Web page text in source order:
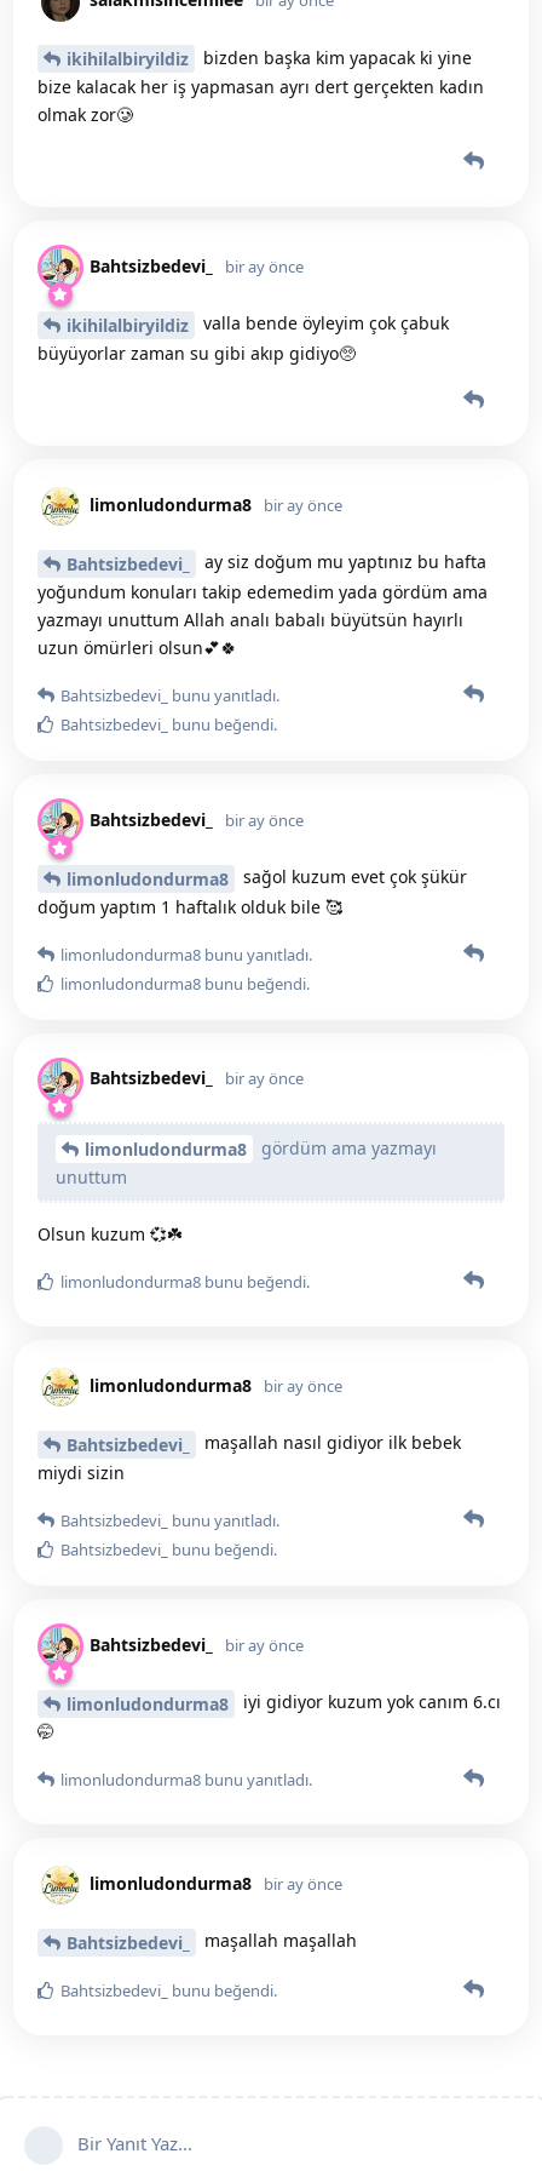
ikihilalbiryildiz
bizden başka kim yapacak ki yine
bize kalacak her iş yapmasan ayrı dert gerçekten kadın
olmak zor🥲
Bahtsizbedevi_ bir ay önce
ikihilalbiryildiz
valla bende öyleyim çok çabuk
büyüyorlar zaman su gibi akıp gidiyo🥺
limonludondurma8 bir ay önce
Bahtsizbedevi_
ay siz doğum mu yaptınız bu hafta
yoğundum konuları takip edemedim yada gördüm ama
yazmayı unuttum Allah analı babalı büyütsün hayırlı
uzun ömürleri olsun💕🍀
Bahtsizbedevi_ bunu yanıtladı.
Bahtsizbedevi_ bunu beğendi.
Bahtsizbedevi_ bir ay önce
limonludondurma8
sağol kuzum evet çok şükür
doğum yaptım 1 haftalık olduk bile 🥰
limonludondurma8 bunu yanıtladı.
limonludondurma8 bunu beğendi.
Bahtsizbedevi_ bir ay önce
limonludondurma8
gördüm ama yazmayı
unuttum
Olsun kuzum 💞☘️
limonludondurma8 bunu beğendi.
limonludondurma8 bir ay önce
Bahtsizbedevi_
maşallah nasıl gidiyor ilk bebek
miydi sizin
Bahtsizbedevi_ bunu yanıtladı.
Bahtsizbedevi_ bunu beğendi.
Bahtsizbedevi_ bir ay önce
limonludondurma8
iyi gidiyor kuzum yok canım 6.cı
🤭
limonludondurma8 bunu yanıtladı.
limonludondurma8 bir ay önce
Bahtsizbedevi_ maşallah maşallah
Bahtsizbedevi_ bunu beğendi.
Bir Yanıt Yaz...